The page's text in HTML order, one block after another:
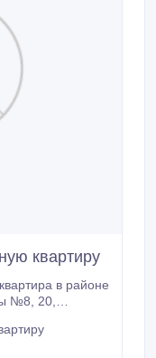
квартиру
в районе
ковры,